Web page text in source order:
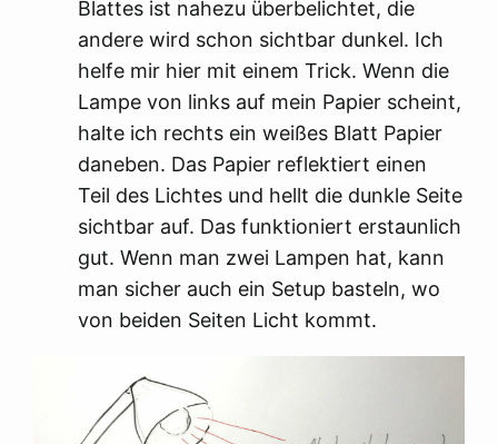
Blattes ist nahezu überbelichtet, die
andere wird schon sichtbar dunkel. Ich
helfe mir hier mit einem Trick. Wenn die
Lampe von links auf mein Papier scheint,
halte ich rechts ein weißes Blatt Papier
daneben. Das Papier reflektiert einen
Teil des Lichtes und hellt die dunkle Seite
sichtbar auf. Das funktioniert erstaunlich
gut. Wenn man zwei Lampen hat, kann
man sicher auch ein Setup basteln, wo
von beiden Seiten Licht kommt.